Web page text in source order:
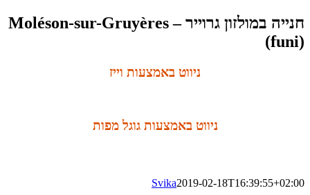
חנייה במולזון גרוייר – Moléson-sur-Gruyères
(funi)
ניווט באמצעות וייז
ניווט באמצעות גוגל מפות
Svika2019-02-18T16:39:55+02:00